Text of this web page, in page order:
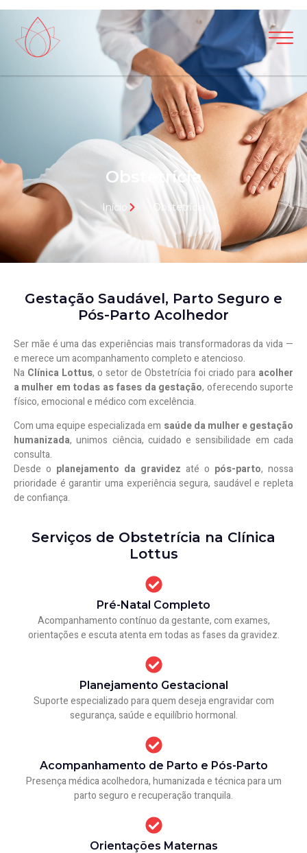
Obstetrícia
Início Obstetrícia
Gestação Saudável, Parto Seguro e
Pós-Parto Acolhedor
Ser mãe é uma das experiências mais transformadoras da vida —
e merece um acompanhamento completo e atencioso.
Na Clínica Lottus, o setor de Obstetrícia foi criado para acolher
a mulher em todas as fases da gestação, oferecendo suporte
físico, emocional e médico com excelência.
Com uma equipe especializada em saúde da mulher e gestação
humanizada, unimos ciência, cuidado e sensibilidade em cada
consulta.
Desde o planejamento da gravidez até o pós-parto, nossa
prioridade é garantir uma experiência segura, saudável e repleta
de confiança.
Serviços de Obstetrícia na Clínica
Lottus
Pré-Natal Completo
Acompanhamento contínuo da gestante, com exames,
orientações e escuta atenta em todas as fases da gravidez.
Planejamento Gestacional
Suporte especializado para quem deseja engravidar com
segurança, saúde e equilíbrio hormonal.
Acompanhamento de Parto e Pós-Parto
Presença médica acolhedora, humanizada e técnica para um
parto seguro e recuperação tranquila.
Orientações Maternas